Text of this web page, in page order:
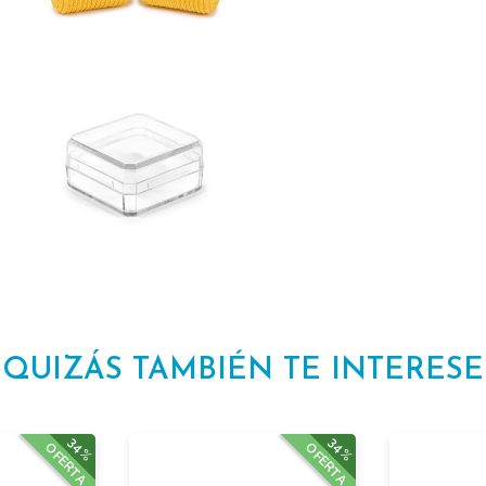
QUIZÁS TAMBIÉN TE INTERESE
34%
OFERTA 34%
OFERTA